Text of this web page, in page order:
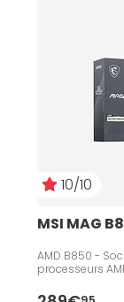
sérieuses,
10/10
MSI MAG
AMD B850 -
processeurs